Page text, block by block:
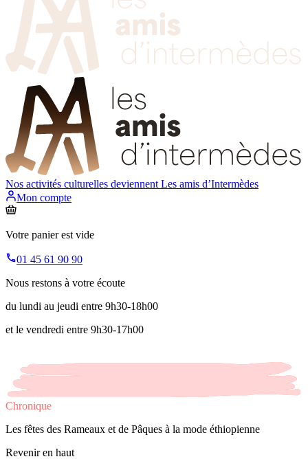
Nos activités culturelles deviennent Les amis d’Intermèdes
Mon compte
Votre panier est vide
01 45 61 90 90
Nous restons à votre écoute
du lundi au jeudi entre 9h30-18h00
et le vendredi entre 9h30-17h00
Chronique
Les fêtes des Rameaux et de Pâques à la mode éthiopienne
Revenir en haut